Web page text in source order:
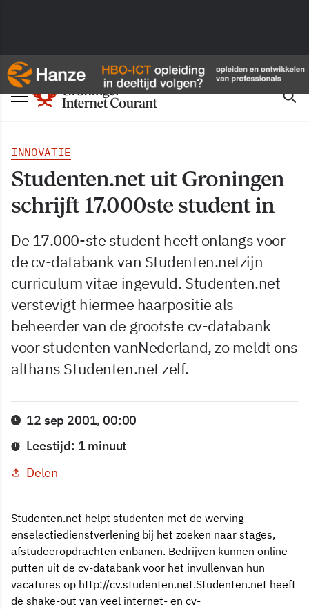
INNOVATIE
Studenten.net uit Groningen
schrijft 17.000ste student in
De 17.000-ste student heeft onlangs voor
de cv-databank van Studenten.netzijn
curriculum vitae ingevuld. Studenten.net
verstevigt hiermee haarpositie als
beheerder van de grootste cv-databank
voor studenten vanNederland, zo meldt ons
althans Studenten.net zelf.
12 sep 2001, 00:00
Leestijd: 1 minuut
Delen
Studenten.net helpt studenten met de werving-
enselectiedienstverlening bij het zoeken naar stages,
afstudeeropdrachten enbanen. Bedrijven kunnen online
putten uit de cv-databank voor het invullenvan hun
vacatures op http://cv.studenten.net.Studenten.net heeft
de shake-out van veel internet- en cv-